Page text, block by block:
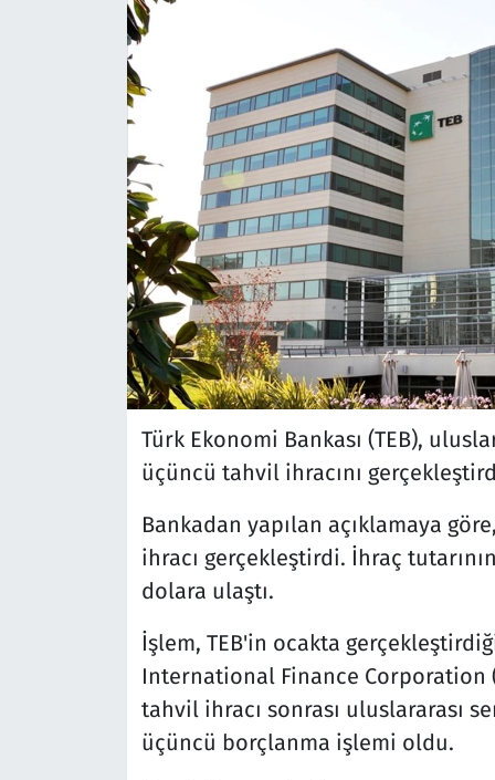
Türk Ekonomi Bankası (TEB),
üçüncü tahvil ihracını
Bankadan yapılan açıklamaya
ihracı gerçekleştirdi. İhraç
dolara ulaştı.
İşlem, TEB'in ocakta
International Finance Corporation
tahvil ihracı sonrası uluslararası
üçüncü borçlanma işlemi oldu.